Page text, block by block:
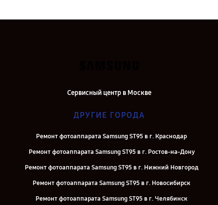
Сервисный центр в Москве
ДРУГИЕ ГОРОДА
Ремонт фотоаппарата Samsung ST95 в г. Краснодар
Ремонт фотоаппарата Samsung ST95 в г. Ростов-на-Дону
Ремонт фотоаппарата Samsung ST95 в г. Нижний Новгород
Ремонт фотоаппарата Samsung ST95 в г. Новосибирск
Ремонт фотоаппарата Samsung ST95 в г. Челябинск